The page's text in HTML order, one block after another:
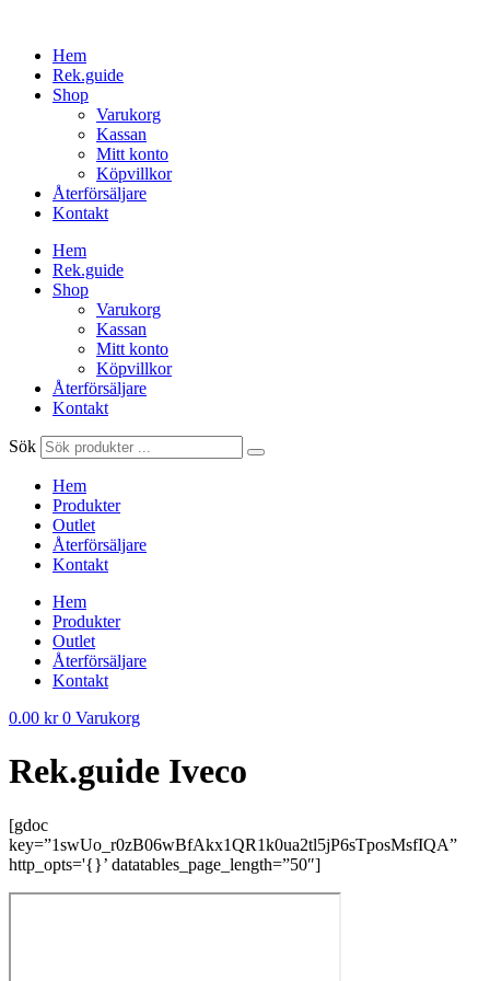
innehållHem
Rek.guide
Shop
Varukorg
Kassan
Mitt konto
Köpvillkor
Återförsäljare
Kontakt
Hem
Rek.guide
Shop
Varukorg
Kassan
Mitt konto
Köpvillkor
Återförsäljare
Kontakt
Sök
Hem
Produkter
Outlet
Återförsäljare
Kontakt
Hem
Produkter
Outlet
Återförsäljare
Kontakt
0.00 kr 0 Varukorg
Rek.guide Iveco
[gdoc
key=”1swUo_r0zB06wBfAkx1QR1k0ua2tl5jP6sTposMsfIQA”
http_opts='{}’ datatables_page_length=”50″]